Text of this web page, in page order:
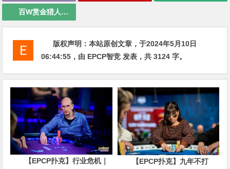
百W赏金猎人大奖赛
版权声明：本站原创文章，于2024年5月10日
06:44:55 ，由 EPCP智竞 发表，共 3124 字。
【EPCP扑克】行业危机｜
【EPCP扑克】九年不打